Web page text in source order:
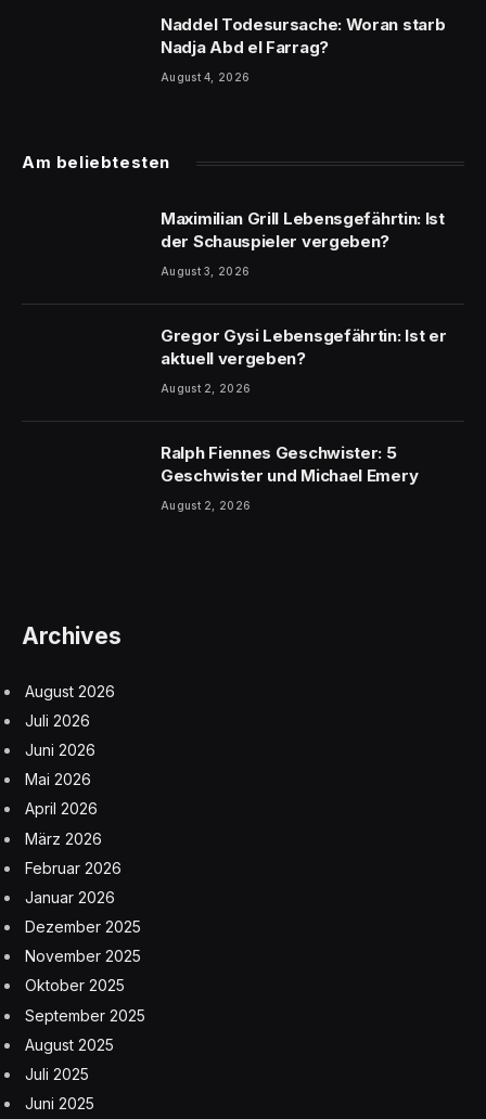
Naddel Todesursache: Woran starb
Nadja Abd el Farrag?
August 4, 2026
Am beliebtesten
Maximilian Grill Lebensgefährtin: Ist
der Schauspieler vergeben?
August 3, 2026
Gregor Gysi Lebensgefährtin: Ist er
aktuell vergeben?
August 2, 2026
Ralph Fiennes Geschwister: 5
Geschwister und Michael Emery
August 2, 2026
Archives
August 2026
Juli 2026
Juni 2026
Mai 2026
April 2026
März 2026
Februar 2026
Januar 2026
Dezember 2025
November 2025
Oktober 2025
September 2025
August 2025
Juli 2025
Juni 2025